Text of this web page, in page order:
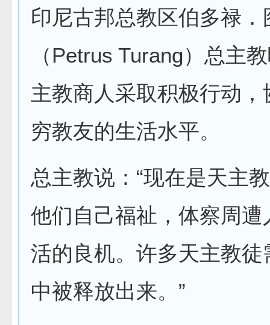
印尼古邦总教区伯多禄．
（Petrus Turang）总主
主教商人采取积极行动，
穷教友的生活水平。
总主教说：“现在是天主
他们自己福祉，体察周遭
活的良机。许多天主教徒
中被释放出来。”